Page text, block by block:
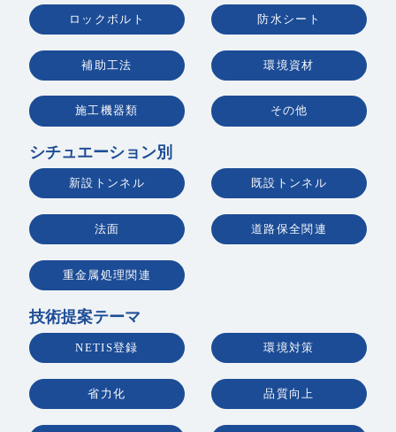
ロックボルト 防水シート
補助工法 環境資材
施工機器類 その他
シチュエーション別
新設トンネル 既設トンネル
法面 道路保全関連
重金属処理関連
技術提案テーマ
NETIS登録 環境対策
省力化 品質向上